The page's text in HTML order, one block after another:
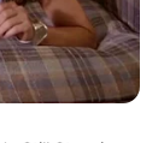
η σκουριά